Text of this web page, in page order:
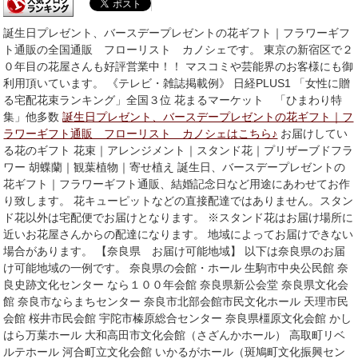
誕生日プレゼント、バースデープレゼントの花ギフト｜フラワーギフ
ト通販の全国通販 フローリスト カノシェです。 東京の新宿区で２
０年目の花屋さんも好評営業中！！ マスコミや芸能界のお客様にも御
利用頂いています。 《テレビ・雑誌掲載例》 日経PLUS1 「女性に贈
る宅配花束ランキング」全国３位 花まるマーケット 「ひまわり特
集」他多数誕生日プレゼント、バースデープレゼントの花ギフト｜フ
ラワーギフト通販 フローリスト カノシェはこちら♪ お届けしてい
る花のギフト 花束｜アレンジメント｜スタンド花｜プリザーブドフラ
ワー 胡蝶蘭｜観葉植物｜寄せ植え 誕生日、バースデープレゼントの
花ギフト｜フラワーギフト通販、結婚記念日など用途にあわせてお作
り致します。 花キューピットなどの直接配達ではありません。スタン
ド花以外は宅配便でお届けとなります。 ※スタンド花はお届け場所に
近いお花屋さんからの配達になります。 地域によってお届けできない
場合があります。 【奈良県 お届け可能地域】 以下は奈良県のお届
け可能地域の一例です。 奈良県の会館・ホール 生駒市中央公民館 奈
良史跡文化センター なら１００年会館 奈良県新公会堂 奈良県文化会
館 奈良市ならまちセンター 奈良市北部会館市民文化ホール 天理市民
会館 桜井市民会館 宇陀市榛原総合センター 奈良県橿原文化会館 かし
はら万葉ホール 大和高田市文化会館（さざんかホール） 高取町リベ
ルテホール 河合町立文化会館 いかるがホール（斑鳩町文化振興セン